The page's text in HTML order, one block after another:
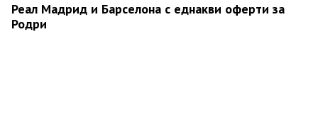
Реал Мадрид и Барселона с еднакви оферти за
Родри